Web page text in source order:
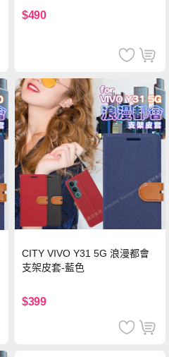
$490
CITY VIVO Y31 5G 浪漫都會
支架皮套-藍色
$399